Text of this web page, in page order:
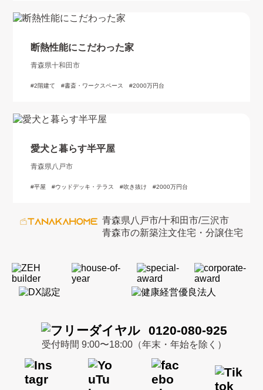
断熱性能にこだわった家
青森県十和田市
2階建て 書斎・ワークスペース 2000万円台
愛犬と暮らす半平屋
青森県八戸市
平屋 ウッドデッキ・テラス 吹き抜け 2000万円台
青森県八戸市/十和田市/三沢市
青森市の新築注文住宅・分譲住宅
0120-080-925
受付時間 9:00〜18:00（年末・年始を除く）